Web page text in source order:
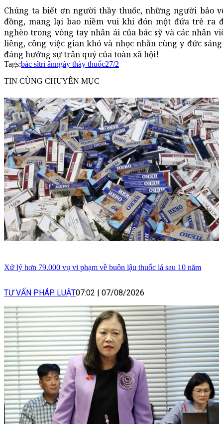
Chúng ta biết ơn người thầy thuốc, những người bảo
đồng, mang lại bao niềm vui khi đón một đứa trẻ ra
nghèo trong vòng tay nhân ái của bác sỹ và các nhân
liêng, công việc gian khó và nhọc nhằn cùng y đức
đáng hưởng sự trân quý của toàn xã hội!
Tags:bác sĩtri ânngày thày thuốc27/2
TIN CÙNG CHUYÊN MỤC
Xử lý hơn 79.000 vụ vi phạm về buôn lậu thuốc lá sau 10 năm
TƯ VẤN PHÁP LUẬT07:02 | 07/08/2026